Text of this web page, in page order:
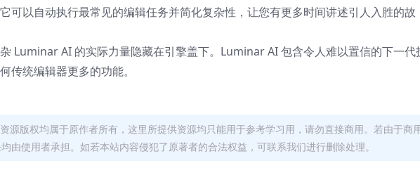
可以自动执行最常见的编辑任务并简化复杂性，让您有更多时间讲述引人入胜的故
Luminar AI 的实际力量隐藏在引擎盖下。Luminar AI 包含令人难以置信的下一代
传统编辑器更多的功能。
源版权均属于原作者所有，这里所提供资源均只能用于参考学习用，请勿直接商用。若由于商
由使用者承担。如若本站内容侵犯了原著者的合法权益，可联系我们进行删除处理。